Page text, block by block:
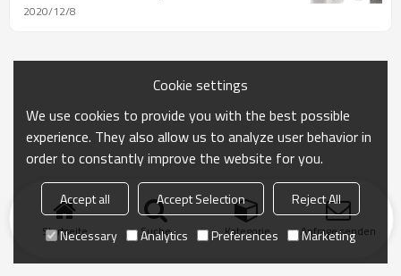
2020/12/8
Startseite Suche Kategorie Anfrage senden
Cookie settings
We use cookies to provide you with the best possible
experience. They also allow us to analyze user behavior in
order to constantly improve the website for you.
Accept all Accept Selection
Reject All
Necessary
Analytics Preferences Marketing